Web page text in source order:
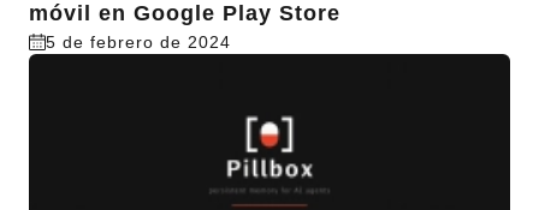
móvil en Google Play Store
5 de febrero de 2024